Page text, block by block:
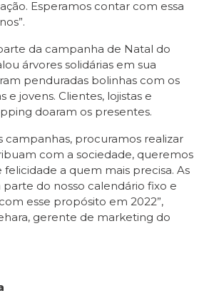
Esperamos contar com essa
da campanha de Natal do
árvores solidárias em sua
penduradas bolinhas com os
e jovens. Clientes, lojistas e
doaram os presentes.
campanhas, procuramos realizar
com a sociedade, queremos
a quem mais precisa. As
parte do nosso calendário fixo e
esse propósito em 2022”,
gerente de marketing do